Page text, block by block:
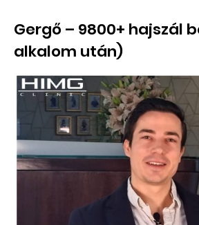
Gergő – 9800+ hajszál
alkalom után)